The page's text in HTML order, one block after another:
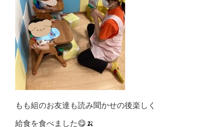
もも組のお友達も読み聞かせの後楽しく
給食を食べました😋🍌